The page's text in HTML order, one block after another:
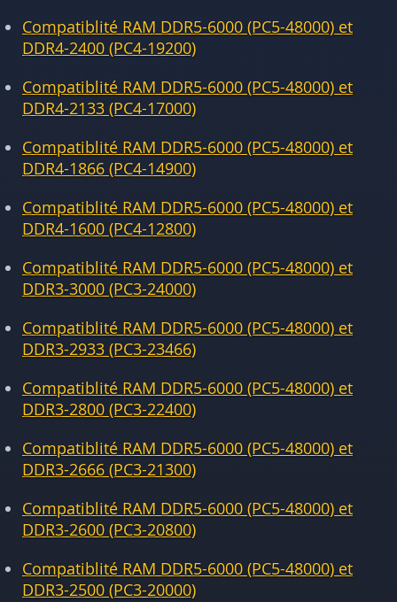
Compatiblité RAM DDR5-6000 (PC5-48000) et
DDR4-2400 (PC4-19200)
Compatiblité RAM DDR5-6000 (PC5-48000) et
DDR4-2133 (PC4-17000)
Compatiblité RAM DDR5-6000 (PC5-48000) et
DDR4-1866 (PC4-14900)
Compatiblité RAM DDR5-6000 (PC5-48000) et
DDR4-1600 (PC4-12800)
Compatiblité RAM DDR5-6000 (PC5-48000) et
DDR3-3000 (PC3-24000)
Compatiblité RAM DDR5-6000 (PC5-48000) et
DDR3-2933 (PC3-23466)
Compatiblité RAM DDR5-6000 (PC5-48000) et
DDR3-2800 (PC3-22400)
Compatiblité RAM DDR5-6000 (PC5-48000) et
DDR3-2666 (PC3-21300)
Compatiblité RAM DDR5-6000 (PC5-48000) et
DDR3-2600 (PC3-20800)
Compatiblité RAM DDR5-6000 (PC5-48000) et
DDR3-2500 (PC3-20000)